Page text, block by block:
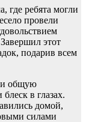
где ребята могли
провели
этот
подарив всем
общую
в глазах.
домой,
силами